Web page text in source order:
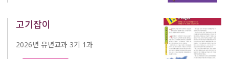
고기잡이
2026년 유년교과 3기 1과